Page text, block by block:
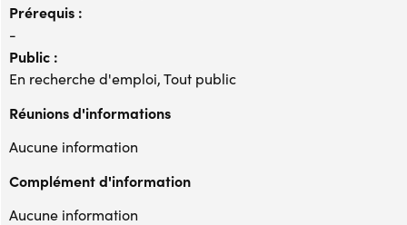
Prérequis :
-
Public :
En recherche d'emploi, Tout public
Réunions d'informations
Aucune information
Complément d'information
Aucune information